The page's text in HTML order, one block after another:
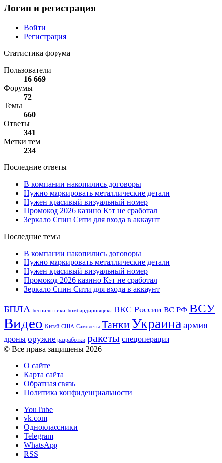
Логин и регистрация
Войти
Регистрация
Статистика форума
Пользователи
16 669
Форумы
72
Темы
660
Ответы
341
Метки тем
234
Последние ответы
В компании накопились договоры
Нужно маркировать металлические детали
Нужен красивый визуальный номер
Промокод 2026 казино Кэт не сработал
Зеркало Спин Сити для входа в аккаунт
Последние темы
В компании накопились договоры
Нужно маркировать металлические детали
Нужен красивый визуальный номер
Промокод 2026 казино Кэт не сработал
Зеркало Спин Сити для входа в аккаунт
БПЛА Беспилотники Бомбардировщики ВКС России ВС РФ ВСУ
Видео Китай США Самолеты Танки Украина армия
дроны оружие разработки ракеты спецоперация
© Все права защищены 2026
О сайте
Карта сайта
Обратная связь
Политика конфиденциальности
YouTube
vk.com
Одноклассники
Telegram
WhatsApp
RSS